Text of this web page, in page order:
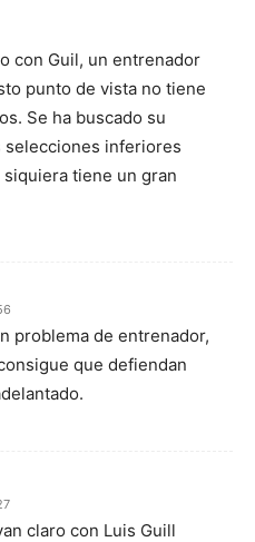
con Guil, un entrenador
punto de vista no tiene
Se ha buscado su
inferiores
tiene un gran
problema de entrenador,
que defiendan
claro con Luis Guill